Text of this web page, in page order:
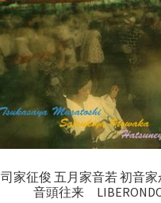
司家征俊 五月家音若 初音家
音頭往来